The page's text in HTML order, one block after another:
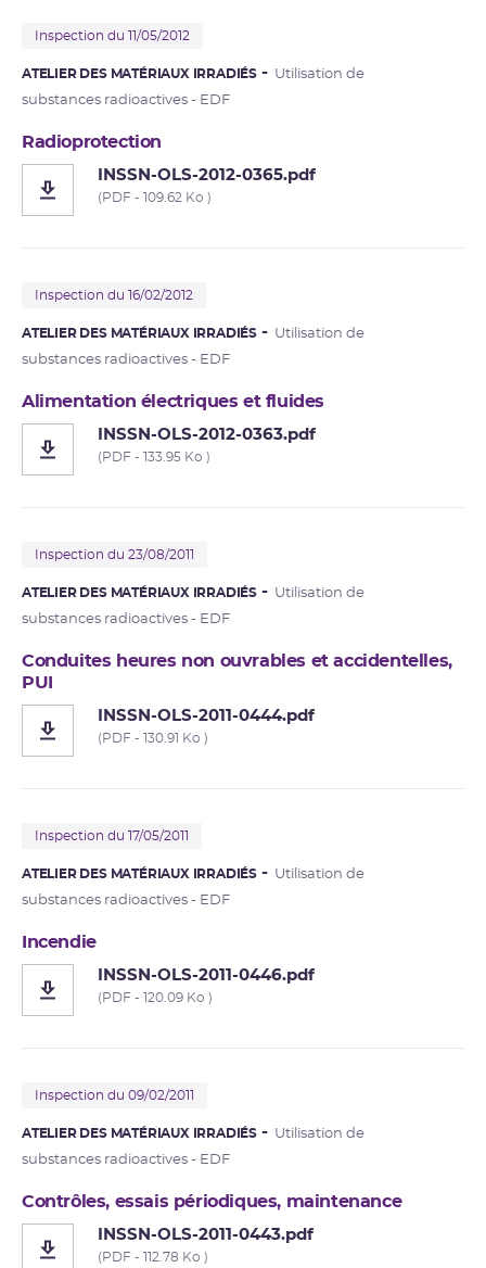
Inspection du 11/05/2012
ATELIER DES MATÉRIAUX IRRADIÉS
Utilisation de
substances radioactives - EDF
Radioprotection
INSSN-OLS-2012-0365.pdf
(PDF - 109.62 Ko )
Inspection du 16/02/2012
ATELIER DES MATÉRIAUX IRRADIÉS
Utilisation de
substances radioactives - EDF
Alimentation électriques et fluides
INSSN-OLS-2012-0363.pdf
(PDF - 133.95 Ko )
Inspection du 23/08/2011
ATELIER DES MATÉRIAUX IRRADIÉS
Utilisation de
substances radioactives - EDF
Conduites heures non ouvrables et accidentelles,
PUI
INSSN-OLS-2011-0444.pdf
(PDF - 130.91 Ko )
Inspection du 17/05/2011
ATELIER DES MATÉRIAUX IRRADIÉS
Utilisation de
substances radioactives - EDF
Incendie
INSSN-OLS-2011-0446.pdf
(PDF - 120.09 Ko )
Inspection du 09/02/2011
ATELIER DES MATÉRIAUX IRRADIÉS
Utilisation de
substances radioactives - EDF
Contrôles, essais périodiques, maintenance
INSSN-OLS-2011-0443.pdf
(PDF - 112.78 Ko )